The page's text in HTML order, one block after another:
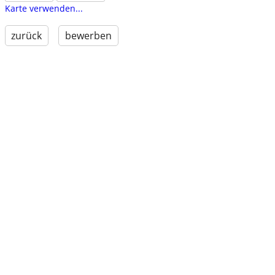
Karte verwenden...
zurück bewerben